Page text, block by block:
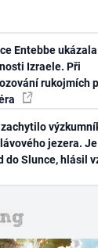
Entebbe ukázala
Izraele. Při
rukojmích
jezera.
do Slunce, hlásil